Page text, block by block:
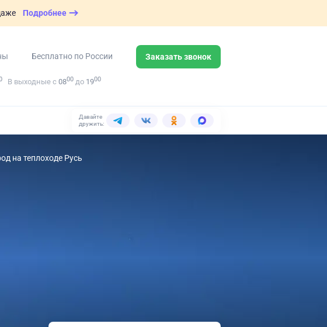
Подробнее
Бесплатно по России Заказать звонок
В выходные с 0800 до 1900
Давайте
дружить:
на теплоходе Русь